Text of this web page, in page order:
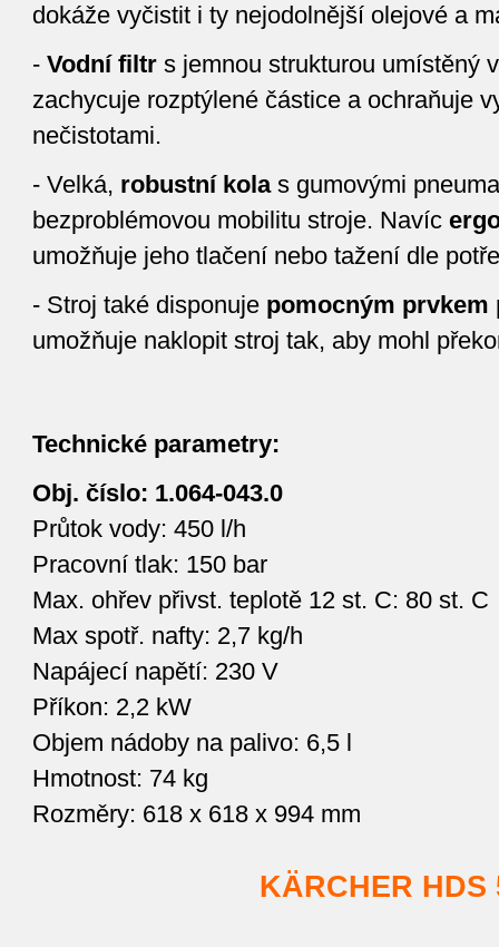
dokáže vyčistit i ty nejodolnější olejové a
- Vodní filtrs jemnou strukturou umístěný
zachycuje rozptýlené částice a ochraňuje
nečistotami.
- Velká, robustní kolas gumovými
bezproblémovou mobilitu stroje. Navíc
umožňuje jeho tlačení nebo tažení dle
- Stroj také disponuje pomocným prvkem
umožňuje naklopit stroj tak, aby mohl
Technické parametry:
Obj. číslo: 1.064-043.0
Průtok vody: 450 l/h
Pracovní tlak: 150 bar
Max. ohřev přivst. teplotě 12 st. C: 80 st. C
Max spotř. nafty: 2,7 kg/h
Napájecí napětí: 230 V
Příkon: 2,2 kW
Objem nádoby na palivo: 6,5 l
Hmotnost: 74 kg
Rozměry: 618 x 618 x 994 mm
KÄRCHER